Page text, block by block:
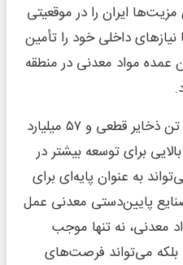
ایران را در موقعیتی
داخلی خود را تأمین
عمده مواد معدنی در منطقه
وی افزود: با داشتن ۳۷ میلیارد تن ذخایر قطعی و ۵۷ میلیارد
برای توسعه بیشتر در
به عنوان پایه‌ای برای
پایین‌دستی معدنی عمل
معدنی، نه تنها موجب
بلکه می‌تواند فرصت‌های